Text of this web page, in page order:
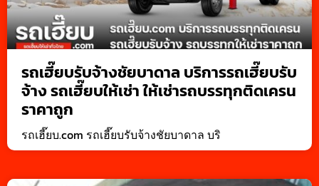
รถเฮี๊ยบรับจ้างชัยบาดาล บริการรถเฮี๊ยบรับ
จ้าง รถเฮี๊ยบให้เช่า ให้เช่ารถบรรทุกติดเครน
ราคาถูก
รถเฮี๊ยบ.com รถเฮี๊ยบรับจ้างชัยบาดาล บริ